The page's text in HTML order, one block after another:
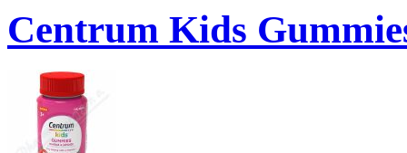
Centrum Kids